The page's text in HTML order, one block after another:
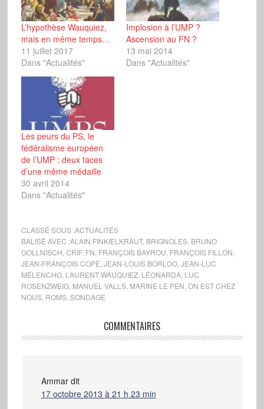
L’hypothèse Wauquiez,
mais en même temps…
11 juillet 2017
Dans "Actualités"
Implosion à l’UMP ?
Ascension au FN ?
13 mai 2014
Dans "Actualités"
Les peurs du PS, le
fédéralisme européen
de l’UMP : deux faces
d’une même médaille
30 avril 2014
Dans "Actualités"
CLASSÉ SOUS :ACTUALITÉS
BALISÉ AVEC :ALAIN FINKIELKRAUT, BRIGNOLES, BRUNO
GOLLNISCH CRIF, FN FRANÇOIS BAYROU FRANÇOIS FILLON
JEAN-FRANÇOIS COPÉ JEAN-LOUIS BORLOO, JEAN-LUC
MÉLENCHO, LAURENT WAUQUIEZ, LÉONARDA, LUC
ROSENZWEIG, MANUEL VALLS, MARINE LE PEN ON EST CHEZ
NOUS, ROMS, SONDAGE
COMMENTAIRES
Ammar dit
17 octobre 2013 à 21 h 23 min